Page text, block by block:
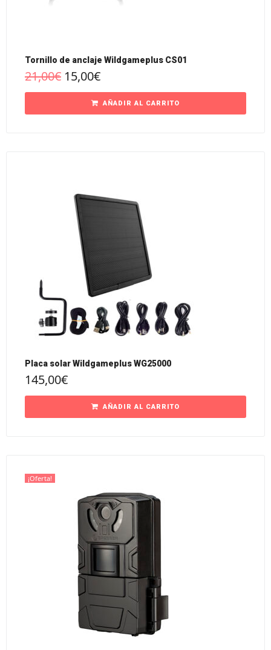
Tornillo de anclaje Wildgameplus CS01
21,00€ 15,00€
AÑADIR AL CARRITO
Placa solar Wildgameplus WG25000
145,00€
AÑADIR AL CARRITO
¡Oferta!